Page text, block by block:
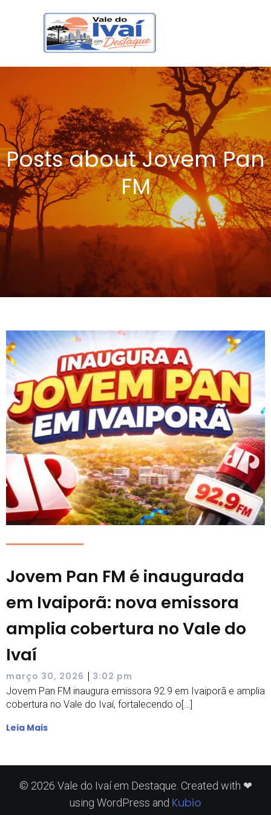
Posts about Jovem Pan
FM
Jovem Pan FM é inaugurada
em Ivaiporã: nova emissora
amplia cobertura no Vale do
Ivaí
março 30, 2026 | 3:02 pm
Jovem Pan FM inaugura emissora 92.9 em Ivaiporã e amplia
cobertura no Vale do Ivaí, fortalecendo o[…]
Leia Mais
© 2026 Vale do Ivaí em Destaque. Created with ❤
using WordPress and Kubio